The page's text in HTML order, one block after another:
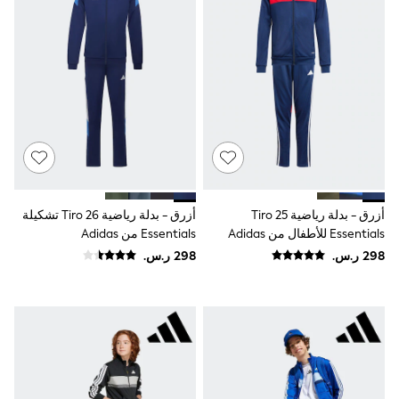
Sun Hats & Caps
Resort Styles
Boys' Holiday Shop
Boys' Travel Styles
Sunset Styles
Occasionwear
Sets & Outfits
Linen Collection
Tops & T-Shirts
Shirts
Swimwear
Shorts
Sandals & Clogs
Sun Safe
Rash Vests
Baby Summer Nightwear
Occasionwear
Dresses
Sets & Outfits
أزرق - بدلة رياضية Tiro 25
Essentials للأطفال من Adidas
أزرق - بدلة رياضية Tiro 26 تشكيلة
Essentials من Adidas